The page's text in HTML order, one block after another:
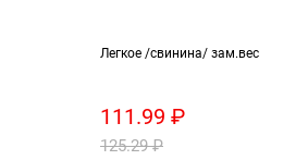
Легкое /свинина/ зам.вес
111.99 ₽
125.29 ₽